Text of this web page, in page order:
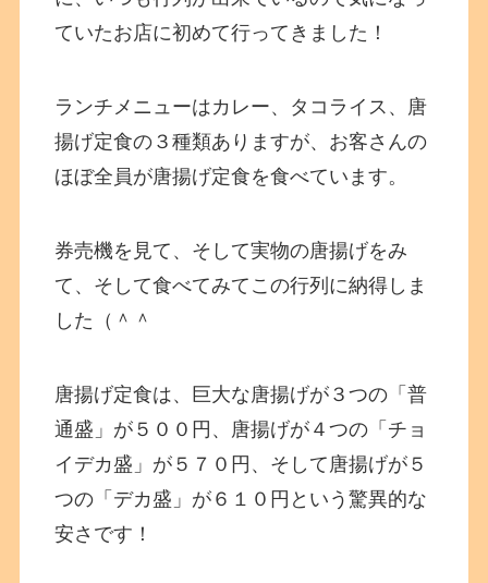
ていたお店に初めて行ってきました！
ランチメニューはカレー、タコライス、唐
揚げ定食の３種類ありますが、お客さんの
ほぼ全員が唐揚げ定食を食べています。
券売機を見て、そして実物の唐揚げをみ
て、そして食べてみてこの行列に納得しま
した（＾＾
唐揚げ定食は、巨大な唐揚げが３つの「普
通盛」が５００円、唐揚げが４つの「チョ
イデカ盛」が５７０円、そして唐揚げが５
つの「デカ盛」が６１０円という驚異的な
安さです！